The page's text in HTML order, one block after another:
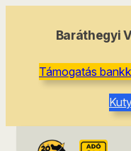
Baráthegyi
Támogatás